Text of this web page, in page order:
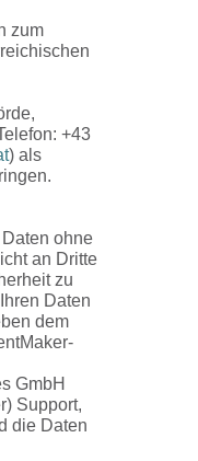
zum
+43
) als
ohne
an Dritte
zu
Daten
dem
GmbH
Support,
die Daten